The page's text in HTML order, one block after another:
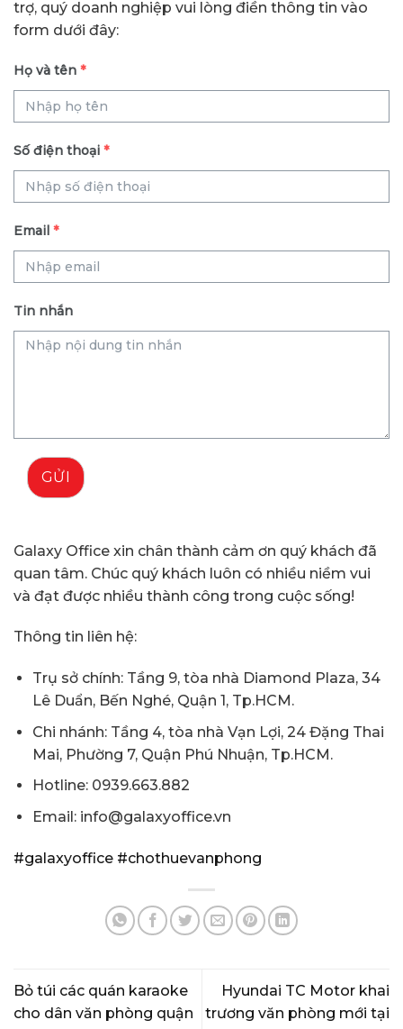
trợ, quý doanh nghiệp vui lòng điền thông tin vào
form dưới đây:
Họ và tên *
Số điện thoại *
Email *
Tin nhắn
GỬI
Galaxy Office xin chân thành cảm ơn quý khách đã
quan tâm. Chúc quý khách luôn có nhiều niềm vui
và đạt được nhiều thành công trong cuộc sống!
Thông tin liên hệ:
Trụ sở chính: Tầng 9, tòa nhà Diamond Plaza, 34
Lê Duẩn, Bến Nghé, Quận 1, Tp.HCM.
Chi nhánh: Tầng 4, tòa nhà Vạn Lợi, 24 Đặng Thai
Mai, Phường 7, Quận Phú Nhuận, Tp.HCM.
Hotline: 0939.663.882
Email: info@galaxyoffice.vn
#galaxyoffice #chothuevanphong
Bỏ túi các quán karaoke
cho dân văn phòng quận
Hyundai TC Motor khai
trương văn phòng mới tại